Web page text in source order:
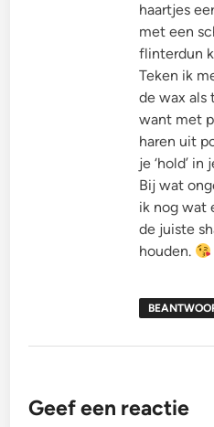
haartjes
met een
flinterdun
Teken ik
de wax als
want met
haren uit
je ‘hold’
Bij wat
ik nog wat
de juiste
houden.
Geef een reactie